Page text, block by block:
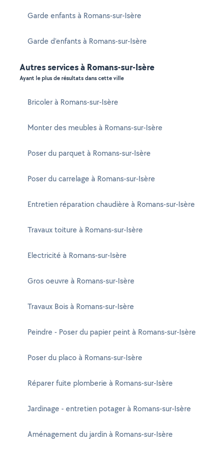
Garde enfants à Romans-sur-Isère
Garde d'enfants à Romans-sur-Isère
Autres services à Romans-sur-Isère
Ayant le plus de résultats dans cette ville
Bricoler à Romans-sur-Isère
Monter des meubles à Romans-sur-Isère
Poser du parquet à Romans-sur-Isère
Poser du carrelage à Romans-sur-Isère
Entretien réparation chaudière à Romans-sur-Isère
Travaux toiture à Romans-sur-Isère
Electricité à Romans-sur-Isère
Gros oeuvre à Romans-sur-Isère
Travaux Bois à Romans-sur-Isère
Peindre - Poser du papier peint à Romans-sur-Isère
Poser du placo à Romans-sur-Isère
Réparer fuite plomberie à Romans-sur-Isère
Jardinage - entretien potager à Romans-sur-Isère
Aménagement du jardin à Romans-sur-Isère